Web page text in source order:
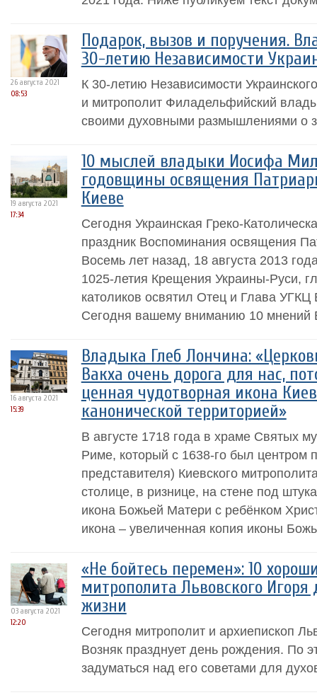
26 августа 2021
08:53
Подарок, вызов и поручения.
30-летию Независимости
К 30-летию Независимости
и митрополит Филадельфийский
своими духовными размышлениями о
19 августа 2021
17:34
10 мыслей владыки Иосифа
годовщины освящения
Киеве
Сегодня Украинская Греко-
праздник Воспоминания освящения
Восемь лет назад, 18 августа 2013
1025-летия Крещения Украины-Руси,
католиков освятил Отец и Глава
Сегодня вашему вниманию 10
16 августа 2021
15:39
Владыка Глеб Лончина:
Вакха очень дорога для нас,
ценная чудотворная икона
канонической территорией»
В августе 1718 года в храме Святых
Риме, который с 1638-го был центром
представителя) Киевского
столице, в ризнице, на стене под
икона Божьей Матери с ребёнком
икона – увеличенная копия иконы
03 августа 2021
12:20
«Не бойтесь перемен»: 10
митрополита Львовского Игоря
жизни
Сегодня митрополит и архиепископ
Возняк празднует день рождения. По
задуматься над его советами для